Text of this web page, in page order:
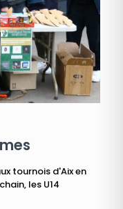
tournois d'Aix en
les U14